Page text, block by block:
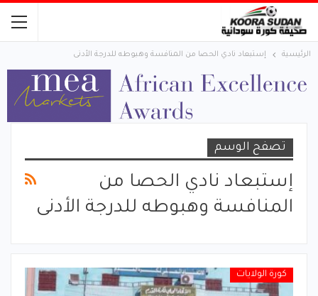
الرئيسية إستبعاد نادي الحصا من المنافسة وهبوطه للدرجة الأدنى
تصفح الوسم
إستبعاد نادي الحصا من
المنافسة وهبوطه للدرجة الأدنى
كورة الولايات